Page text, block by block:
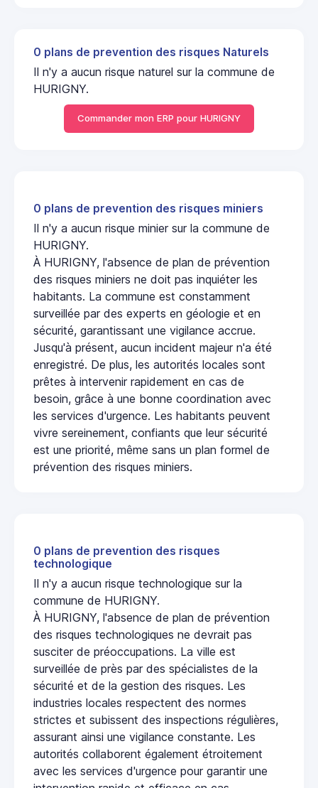
0 plans de prevention des risques Naturels
Il n'y a aucun risque naturel sur la commune de
HURIGNY.
Commander mon ERP pour HURIGNY
0 plans de prevention des risques miniers
Il n'y a aucun risque minier sur la commune de
HURIGNY.
À HURIGNY, l'absence de plan de prévention
des risques miniers ne doit pas inquiéter les
habitants. La commune est constamment
surveillée par des experts en géologie et en
sécurité, garantissant une vigilance accrue.
Jusqu'à présent, aucun incident majeur n'a été
enregistré. De plus, les autorités locales sont
prêtes à intervenir rapidement en cas de
besoin, grâce à une bonne coordination avec
les services d'urgence. Les habitants peuvent
vivre sereinement, confiants que leur sécurité
est une priorité, même sans un plan formel de
prévention des risques miniers.
0 plans de prevention des risques
technologique
Il n'y a aucun risque technologique sur la
commune de HURIGNY.
À HURIGNY, l'absence de plan de prévention
des risques technologiques ne devrait pas
susciter de préoccupations. La ville est
surveillée de près par des spécialistes de la
sécurité et de la gestion des risques. Les
industries locales respectent des normes
strictes et subissent des inspections régulières,
assurant ainsi une vigilance constante. Les
autorités collaborent également étroitement
avec les services d'urgence pour garantir une